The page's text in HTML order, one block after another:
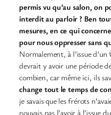
permis vu qu’au salon, on
interdit au parloir ? Ben
mesures, en ce qui
pour nous oppresser sans
Normalement, à l’issue
devrait y avoir une période
combien, car même ici, ils
change tout le temps de
je savais que les frérots
pouvais pas l’avoir à l’issue